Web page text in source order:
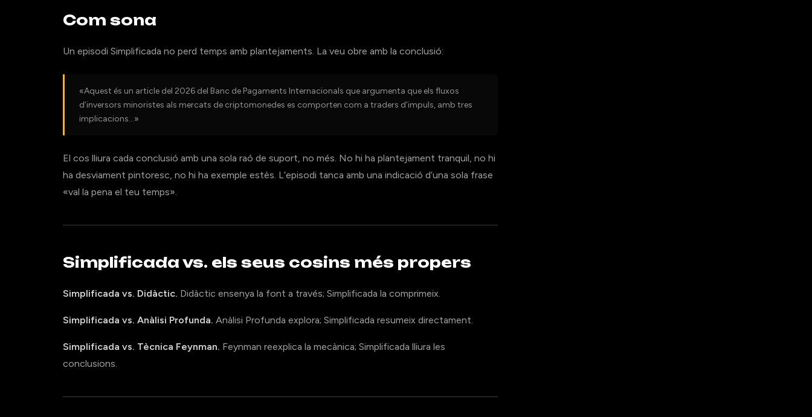
Com sona
Un episodi Simplificada no perd temps amb plantejaments. La veu obre amb la conclusió:
«Aquest és un article del 2026 del Banc de Pagaments Internacionals que argumenta que els fluxos
d’inversors minoristes als mercats de criptomonedes es comporten com a traders d’impuls, amb tres
implicacions…»
El cos lliura cada conclusió amb una sola raó de suport, no més. No hi ha plantejament tranquil, no hi
ha desviament pintoresc, no hi ha exemple estès. L’episodi tanca amb una indicació d’una sola frase
«val la pena el teu temps».
Simplificada vs. els seus cosins més propers
Simplificada vs. Didàctic. Didàctic ensenya la font a través; Simplificada la comprimeix.
Simplificada vs. Anàlisi Profunda. Anàlisi Profunda explora; Simplificada resumeix directament.
Simplificada vs. Tècnica Feynman. Feynman reexplica la mecànica; Simplificada lliura les
conclusions.